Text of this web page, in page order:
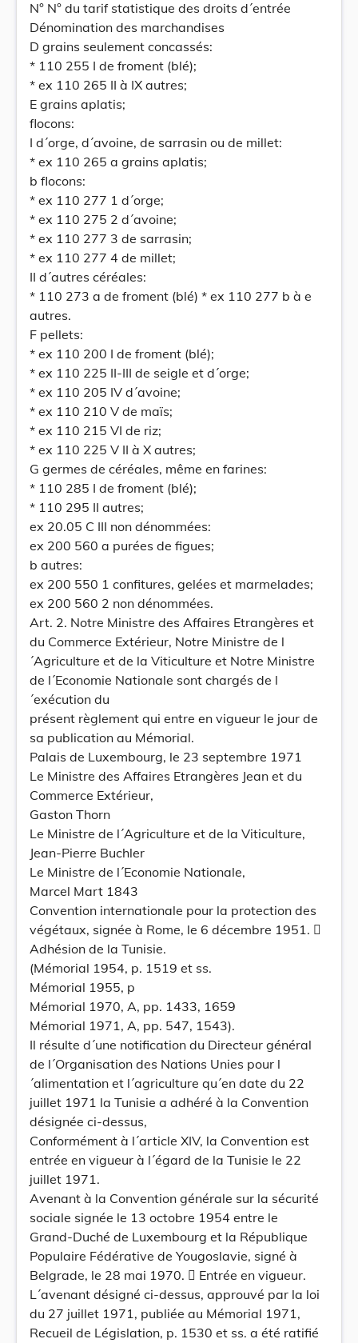
N° N° du tarif statistique des droits d´entrée
Dénomination des marchandises
D grains seulement concassés:
* 110 255 I de froment (blé);
* ex 110 265 II à IX autres;
E grains aplatis;
flocons:
I d´orge, d´avoine, de sarrasin ou de millet:
* ex 110 265 a grains aplatis;
b flocons:
* ex 110 277 1 d´orge;
* ex 110 275 2 d´avoine;
* ex 110 277 3 de sarrasin;
* ex 110 277 4 de millet;
II d´autres céréales:
* 110 273 a de froment (blé) * ex 110 277 b à e
autres.
F pellets:
* ex 110 200 I de froment (blé);
* ex 110 225 II-III de seigle et d´orge;
* ex 110 205 IV d´avoine;
* ex 110 210 V de maïs;
* ex 110 215 VI de riz;
* ex 110 225 V II à X autres;
G germes de céréales, même en farines:
* 110 285 I de froment (blé);
* 110 295 II autres;
ex 20.05 C III non dénommées:
ex 200 560 a purées de figues;
b autres:
ex 200 550 1 confitures, gelées et marmelades;
ex 200 560 2 non dénommées.
Art. 2. Notre Ministre des Affaires Etrangères et
du Commerce Extérieur, Notre Ministre de l
´Agriculture et de la Viticulture et Notre Ministre
de l´Economie Nationale sont chargés de l
´exécution du
présent règlement qui entre en vigueur le jour de
sa publication au Mémorial.
Palais de Luxembourg, le 23 septembre 1971
Le Ministre des Affaires Etrangères Jean et du
Commerce Extérieur,
Gaston Thorn
Le Ministre de l´Agriculture et de la Viticulture,
Jean-Pierre Buchler
Le Ministre de l´Economie Nationale,
Marcel Mart 1843
Convention internationale pour la protection des
végétaux, signée à Rome, le 6 décembre 1951. 
Adhésion de la Tunisie.
(Mémorial 1954, p. 1519 et ss.
Mémorial 1955, p
Mémorial 1970, A, pp. 1433, 1659
Mémorial 1971, A, pp. 547, 1543).
Il résulte d´une notification du Directeur général
de l´Organisation des Nations Unies pour l
´alimentation et l´agriculture qu´en date du 22
juillet 1971 la Tunisie a adhéré à la Convention
désignée ci-dessus,
Conformément à l´article XIV, la Convention est
entrée en vigueur à l´égard de la Tunisie le 22
juillet 1971.
Avenant à la Convention générale sur la sécurité
sociale signée le 13 octobre 1954 entre le
Grand-Duché de Luxembourg et la République
Populaire Fédérative de Yougoslavie, signé à
Belgrade, le 28 mai 1970.  Entrée en vigueur.
L´avenant désigné ci-dessus, approuvé par la loi
du 27 juillet 1971, publiée au Mémorial 1971,
Recueil de Législation, p. 1530 et ss. a été ratifié